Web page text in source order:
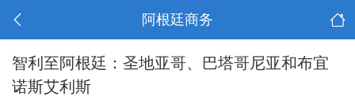
阿根廷商务
智利至阿根廷：圣地亚哥、巴塔哥尼亚和布宜
诺斯艾利斯